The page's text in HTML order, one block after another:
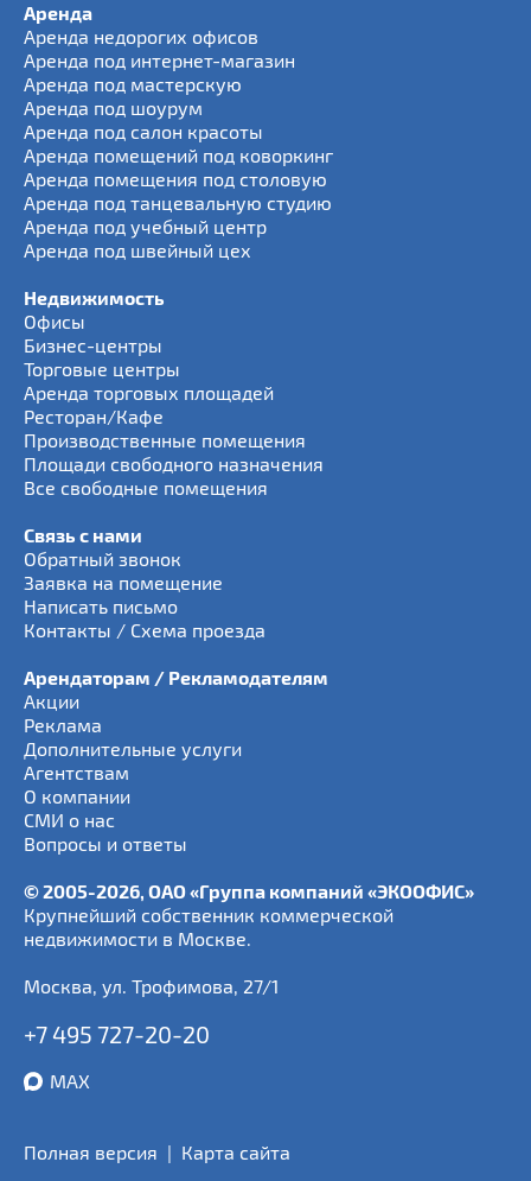
Аренда
Аренда недорогих офисов
Аренда под интернет-магазин
Аренда под мастерскую
Аренда под шоурум
Аренда под салон красоты
Аренда помещений под коворкинг
Аренда помещения под столовую
Аренда под танцевальную студию
Аренда под учебный центр
Аренда под швейный цех
Недвижимость
Офисы
Бизнес-центры
Торговые центры
Аренда торговых площадей
Ресторан/Кафе
Производственные помещения
Площади свободного назначения
Все свободные помещения
Связь с нами
Обратный звонок
Заявка на помещение
Написать письмо
Контакты / Схема проезда
Арендаторам / Рекламодателям
Акции
Реклама
Дополнительные услуги
Агентствам
О компании
СМИ о нас
Вопросы и ответы
© 2005-2026, ОАО «Группа компаний «ЭКООФИС»
Крупнейший собственник коммерческой
недвижимости в Москве.
Москва, ул. Трофимова, 27/1
+7 495 727-20-20
MAX
Полная версия | Карта сайта